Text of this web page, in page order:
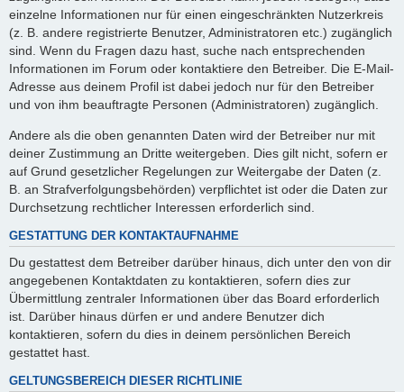
einzelne Informationen nur für einen eingeschränkten Nutzerkreis
(z. B. andere registrierte Benutzer, Administratoren etc.) zugänglich
sind. Wenn du Fragen dazu hast, suche nach entsprechenden
Informationen im Forum oder kontaktiere den Betreiber. Die E-Mail-
Adresse aus deinem Profil ist dabei jedoch nur für den Betreiber
und von ihm beauftragte Personen (Administratoren) zugänglich.
Andere als die oben genannten Daten wird der Betreiber nur mit
deiner Zustimmung an Dritte weitergeben. Dies gilt nicht, sofern er
auf Grund gesetzlicher Regelungen zur Weitergabe der Daten (z.
B. an Strafverfolgungsbehörden) verpflichtet ist oder die Daten zur
Durchsetzung rechtlicher Interessen erforderlich sind.
GESTATTUNG DER KONTAKTAUFNAHME
Du gestattest dem Betreiber darüber hinaus, dich unter den von dir
angegebenen Kontaktdaten zu kontaktieren, sofern dies zur
Übermittlung zentraler Informationen über das Board erforderlich
ist. Darüber hinaus dürfen er und andere Benutzer dich
kontaktieren, sofern du dies in deinem persönlichen Bereich
gestattet hast.
GELTUNGSBEREICH DIESER RICHTLINIE